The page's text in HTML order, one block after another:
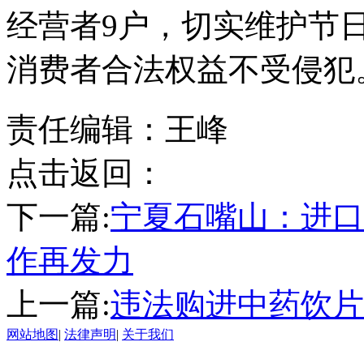
经营者9户，切实维护节
消费者合法权益不受侵犯
责任编辑：王峰
点击返回：
下一篇:宁夏石嘴山：进
作再发力
上一篇:违法购进中药饮
网站地图| 法律声明| 关于我们